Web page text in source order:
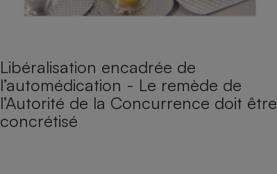
Libéralisation encadrée de
l’automédication - Le remède de
l’Autorité de la Concurrence doit être
concrétisé